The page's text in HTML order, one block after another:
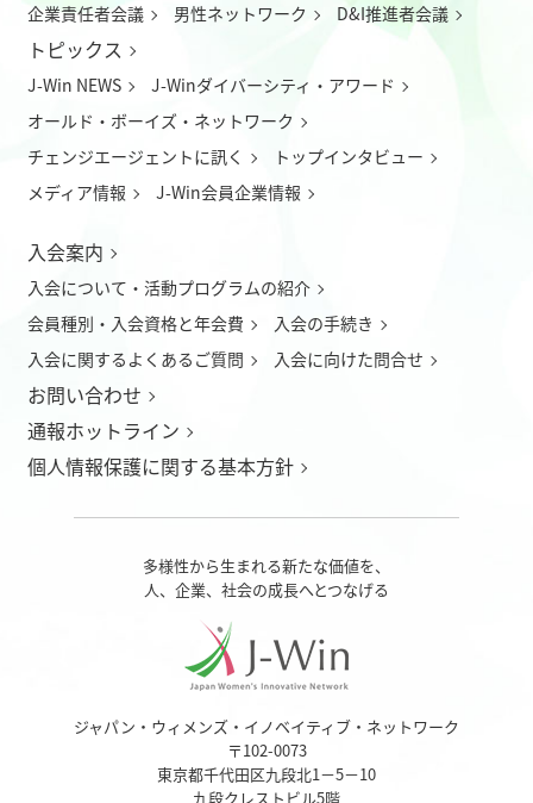
企業責任者会議
男性ネットワーク D&I推進者会議
トピックス
J-Win NEWS
J-Winダイバーシティ・アワード
オールド・ボーイズ・ネットワーク
チェンジエージェントに訊く
トップインタビュー
メディア情報
J-Win会員企業情報
入会案内
入会について ・ 活動プログラムの紹介
会員種別・入会資格と年会費
入会の手続き
入会に関するよくあるご質問
入会に向けた問合せ
お問い合わせ
通報ホットライン
個人情報保護に関する基本方針
多様性から生まれる新たな価値を、
人、企業、社会の成長へとつなげる
ジャパン・ウィメンズ・イノベイティブ・ネットワーク
〒102-0073
東京都千代田区九段北1－5－10
九段クレストビル5階